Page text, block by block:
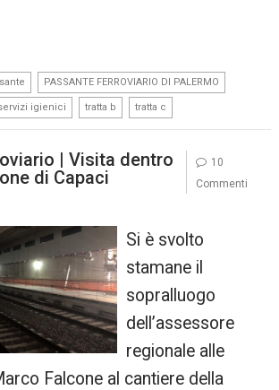
PASSANTE FERROVIARIO DI PALERMO
igienici tratta b tratta c
| Visita dentro
di Capaci
Si è svolto
stamane il
sopralluogo
dell’assessore
regionale alle
Falcone al cantiere della
10
Commenti